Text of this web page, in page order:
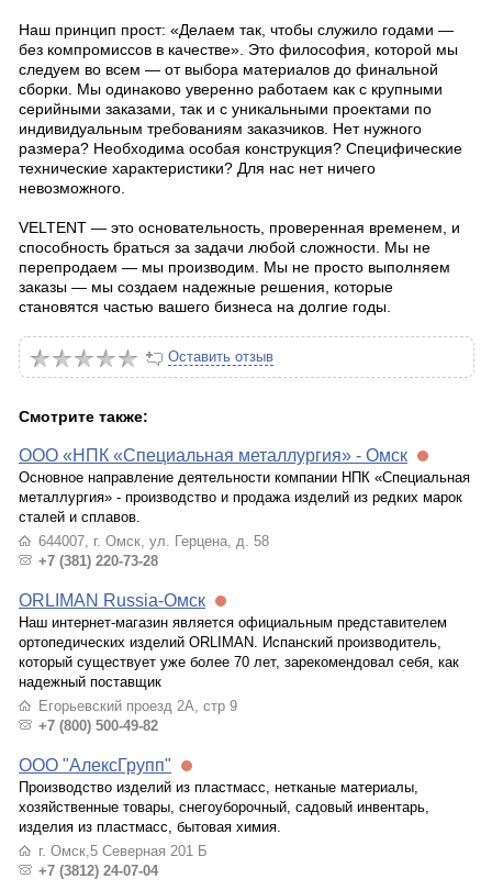
Наш принцип прост: «Делаем так, чтобы служило годами —
без компромиссов в качестве». Это философия, которой мы
следуем во всем — от выбора материалов до финальной
сборки. Мы одинаково уверенно работаем как с крупными
серийными заказами, так и с уникальными проектами по
индивидуальным требованиям заказчиков. Нет нужного
размера? Необходима особая конструкция? Специфические
технические характеристики? Для нас нет ничего
невозможного.
VELTENT — это основательность, проверенная временем, и
способность браться за задачи любой сложности. Мы не
перепродаем — мы производим. Мы не просто выполняем
заказы — мы создаем надежные решения, которые
становятся частью вашего бизнеса на долгие годы.
Оставить отзыв
Смотрите также:
ООО «НПК «Специальная металлургия» - Омск
Основное направление деятельности компании НПК «Специальная
металлургия» - производство и продажа изделий из редких марок
сталей и сплавов.
644007, г. Омск, ул. Герцена, д. 58
+7 (381) 220-73-28
ORLIMAN Russia-Омск
Наш интернет-магазин является официальным представителем
ортопедических изделий ORLIMAN. Испанский производитель,
который существует уже более 70 лет, зарекомендовал себя, как
надежный поставщик
Егорьевский проезд 2А, стр 9
+7 (800) 500-49-82
ООО "АлексГрупп"
Производство изделий из пластмасс, нетканые материалы,
хозяйственные товары, снегоуборочный, садовый инвентарь,
изделия из пластмасс, бытовая химия.
г. Омск,5 Северная 201 Б
+7 (3812) 24-07-04